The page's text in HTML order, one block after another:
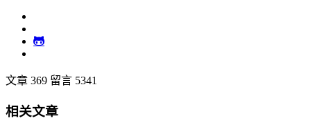
文章 369 留言 5341
相关文章